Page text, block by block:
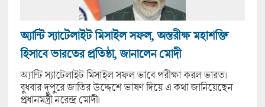
অ্যান্টি স্যাটেলাইট মিসাইল সফল, অন্তরীক্ষ মহাশক্তি
হিসাবে ভারতের প্রতিষ্ঠা, জানালেন মোদী
অ্যান্টি স্যাটেলাইট মিসাইল সফল ভাবে পরীক্ষা করল ভারত।
বুধবার দুপুরে জাতির উদ্দেশে ভাষণ দিয়ে এ কথা জানিয়েছেন
প্রধানমন্ত্রী নরেন্দ্র মোদী।